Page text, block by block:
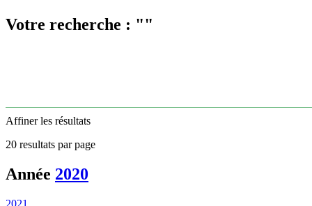
Votre recherche : ""
Affiner les résultats
20 resultats par page
Année 2020
2021